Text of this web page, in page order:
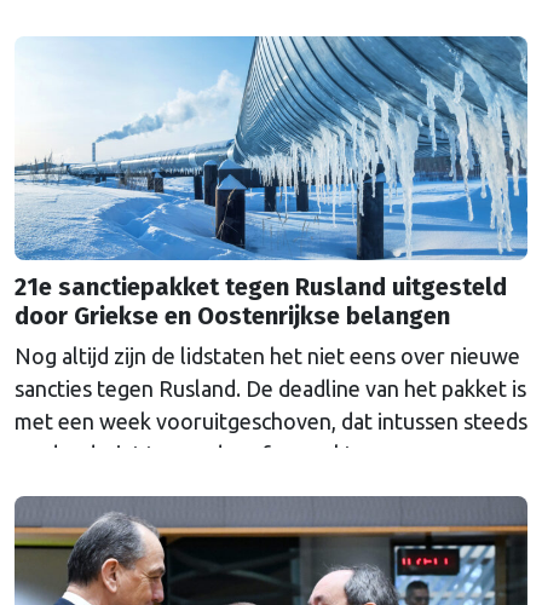
21e sanctiepakket tegen Rusland uitgesteld
door Griekse en Oostenrijkse belangen
Nog altijd zijn de lidstaten het niet eens over nieuwe
sancties tegen Rusland. De deadline van het pakket is
met een week vooruitgeschoven, dat intussen steeds
verder dreigt te worden afgezwakt.